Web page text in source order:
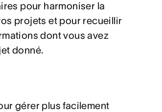
pour harmoniser la
projets et pour recueillir
dont vous avez
donné.
gérer plus facilement